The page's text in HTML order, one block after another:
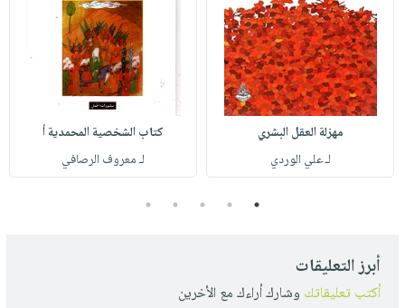
مهزلة العقل البشري
لـ علي الوردي
كتاب الشخصية المحمدية أ
لـ معروف الرصافي
1
2
3
4
5
أبرز التعليقات
أكتب تعليقاتك وشارك أراءك مع الأخرين